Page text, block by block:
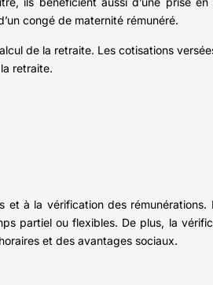
congé de maternité rémunéré.
de la retraite. Les cotisations
retraite.
et à la vérification des rémunérations.
partiel ou flexibles. De plus, la
et des avantages sociaux.